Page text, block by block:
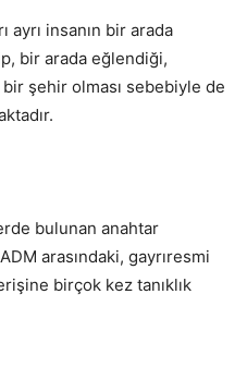
ayrı insanın bir arada
bir arada eğlendiği,
şehir olması sebebiyle de
bulunan anahtar
arasındaki, gayrıresmi
birçok kez tanıklık